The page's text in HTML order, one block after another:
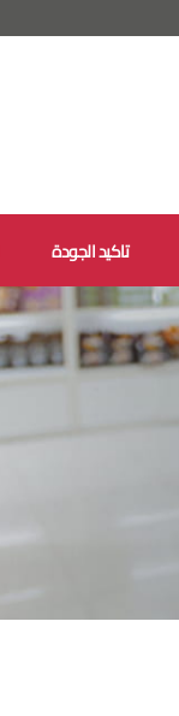
تاكيد الجودة